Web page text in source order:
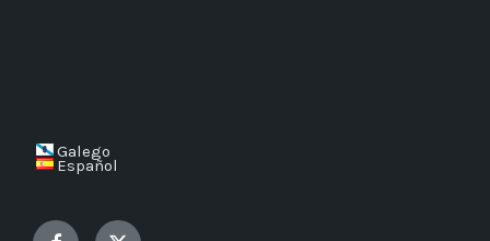
Galego
Español